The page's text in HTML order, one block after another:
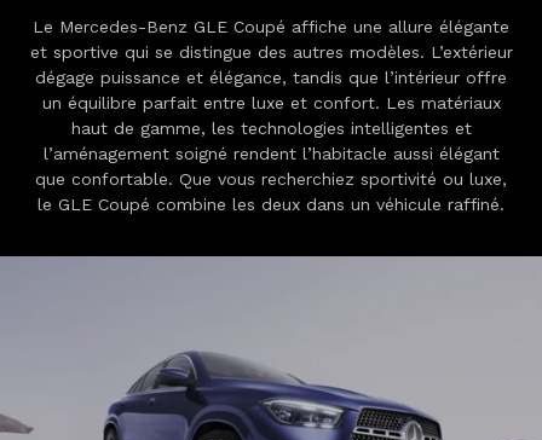
Le Mercedes-Benz GLE Coupé affiche une allure élégante
et sportive qui se distingue des autres modèles. L’extérieur
dégage puissance et élégance, tandis que l’intérieur offre
un équilibre parfait entre luxe et confort. Les matériaux
haut de gamme, les technologies intelligentes et
l’aménagement soigné rendent l’habitacle aussi élégant
que confortable. Que vous recherchiez sportivité ou luxe,
le GLE Coupé combine les deux dans un véhicule raffiné.